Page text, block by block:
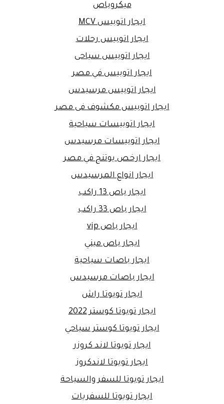
ميكروباص
ايجار اتوبيس MCV
ايجار اتوبيس رحلات
ايجار اتوبيس سياحى
ايجار اتوبيس في مصر
ايجار اتوبيس مرسيدس
ايجار اتوبيس مكشوف فى مصر
ايجار اتوبيسات سياحية
ايجار اتوبيسات مرسيدس
ايجار ارخص يوتنج في مصر
ايجار انواع المرسيدس
ايجار باص 13 راكب
ايجار باص 33 راكب
ايجار باص vip
ايجار باص ميني
ايجار باصات سياحية
ايجار باصات مرسيدس
ايجار تويوتا راش
ايجار تويوتا كوستر 2022
ايجار تويوتا كوستر سياحي
ايجار تويوتا لاند كروزر
ايجار تويوتا لاندكروز
ايجار تويوتا للسفر والسياحة
ايجار تويوتا للسفريات